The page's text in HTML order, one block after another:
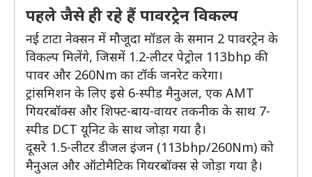
पहले जैसे ही रहे हैं पावरट्रेन विकल्प
नई टाटा नेक्सन में मौजूदा मॉडल के समान 2 पावरट्रेन के
विकल्प मिलेंगे, जिसमें 1.2-लीटर पेट्रोल 113bhp की
पावर और 260Nm का टॉर्क जनरेट करेगा।
ट्रांसमिशन के लिए इसे 6-स्पीड मैनुअल, एक AMT
गियरबॉक्स और शिफ्ट-बाय-वायर तकनीक के साथ 7-
स्पीड DCT यूनिट के साथ जोड़ा गया है।
दूसरे 1.5-लीटर डीजल इंजन (113bhp/260Nm) को
मैनुअल और ऑटोमैटिक गियरबॉक्स से जोड़ा गया है।